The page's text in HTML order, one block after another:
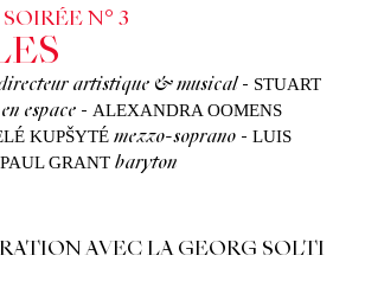
N° 3
artistique & musical - STUART
espace - ALEXANDRA OOMENS
KUPŠYTÉ mezzo-soprano - LUIS
PAUL GRANT baryton
AVEC LA GEORG SOLTI